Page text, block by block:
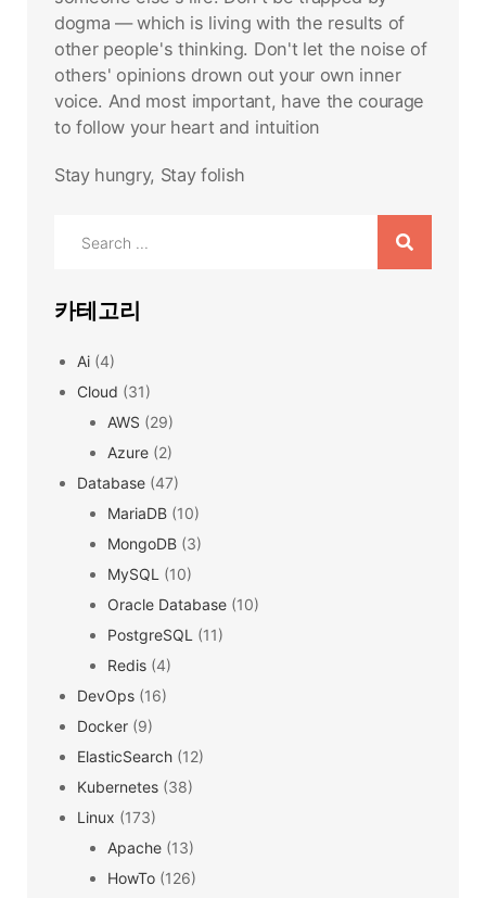
dogma — which is living with the results of
other people's thinking. Don't let the noise of
others' opinions drown out your own inner
voice. And most important, have the courage
to follow your heart and intuition
Stay hungry, Stay folish
카테고리
Ai (4)
Cloud (31)
AWS (29)
Azure (2)
Database (47)
MariaDB (10)
MongoDB (3)
MySQL (10)
Oracle Database (10)
PostgreSQL (11)
Redis (4)
DevOps (16)
Docker (9)
ElasticSearch (12)
Kubernetes (38)
Linux (173)
Apache (13)
HowTo (126)